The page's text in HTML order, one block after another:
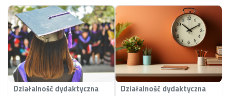
Działalność dydaktyczna Działalność dydaktyczna